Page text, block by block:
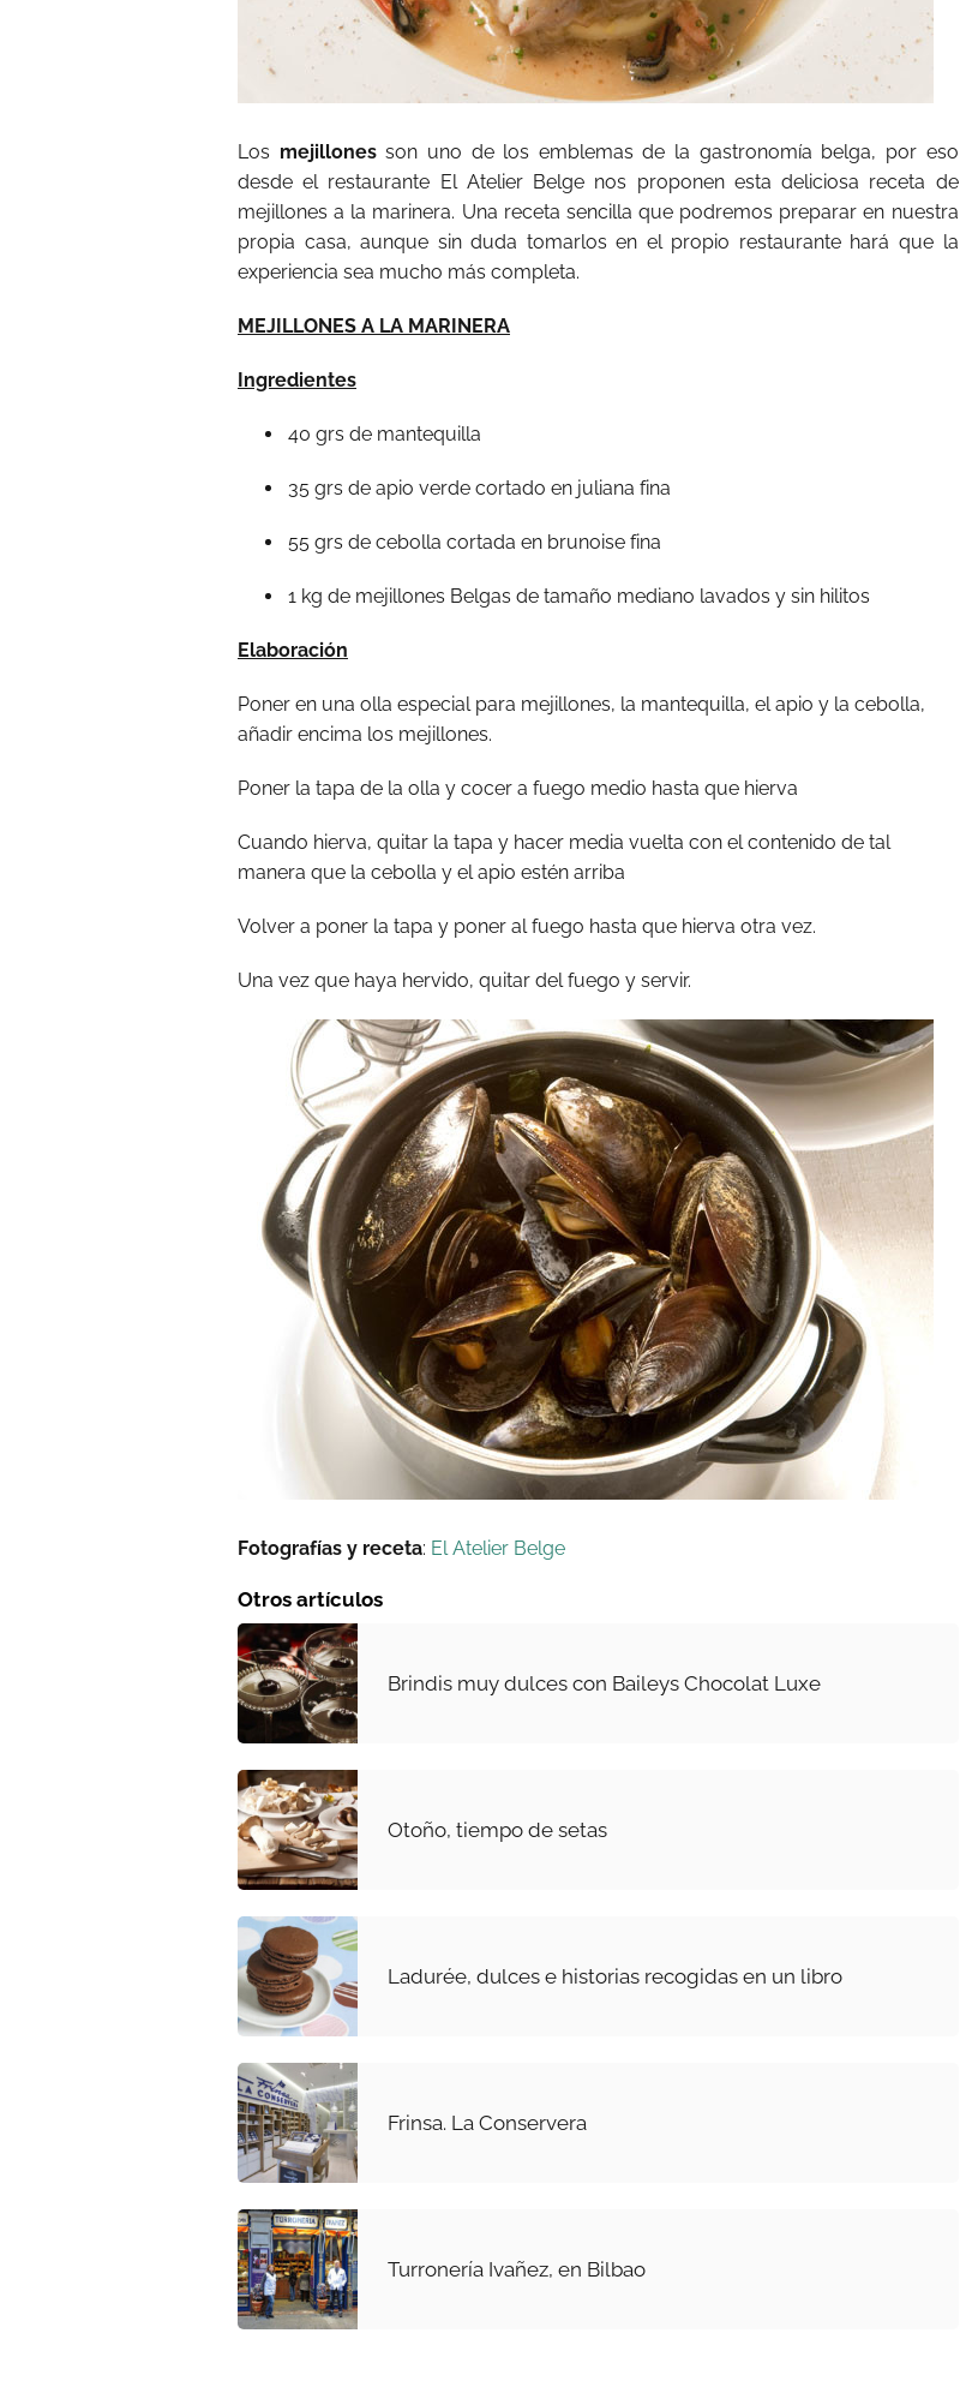
Los mejillonesson uno de los emblemas de la gastronomía belga, por eso
desde el restaurante El Atelier Belge nos proponen esta deliciosa receta de
mejillones a la marinera. Una receta sencilla que podremos preparar en nuestra
propia casa, aunque sin duda tomarlos en el propio restaurante hará que la
experiencia sea mucho más completa.
MEJILLONES A LA MARINERA
Ingredientes
40 grs de mantequilla
35 grs de apio verde cortado en juliana fina
55 grs de cebolla cortada en brunoise fina
1 kg de mejillones Belgas de tamaño mediano lavados y sin hilitos
Elaboración
Poner en una olla especial para mejillones, la mantequilla, el apio y la cebolla,
añadir encima los mejillones.
Poner la tapa de la olla y cocer a fuego medio hasta que hierva
Cuando hierva, quitar la tapa y hacer media vuelta con el contenido de tal
manera que la cebolla y el apio estén arriba
Volver a poner la tapa y poner al fuego hasta que hierva otra vez.
Una vez que haya hervido, quitar del fuego y servir.
Fotografías y receta: El Atelier Belge
Otros artículos
Brindis muy dulces con Baileys Chocolat Luxe
Otoño, tiempo de setas
Ladurée, dulces e historias recogidas en un libro
Frinsa. La Conservera
Turronería Ivañez, en Bilbao